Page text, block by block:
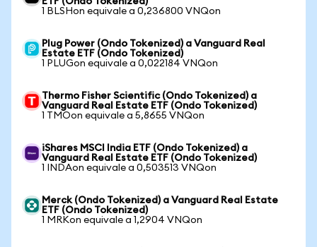
1 BLSHon equivale a 0,236800 VNQon
Plug Power (Ondo Tokenized) a Vanguard Real
Estate ETF (Ondo Tokenized)
1 PLUGon equivale a 0,022184 VNQon
Thermo Fisher Scientific (Ondo Tokenized) a
Vanguard Real Estate ETF (Ondo Tokenized)
1 TMOon equivale a 5,8655 VNQon
iShares MSCI India ETF (Ondo Tokenized) a
Vanguard Real Estate ETF (Ondo Tokenized)
1 INDAon equivale a 0,503513 VNQon
Merck (Ondo Tokenized) a Vanguard Real Estate
ETF (Ondo Tokenized)
1 MRKon equivale a 1,2904 VNQon